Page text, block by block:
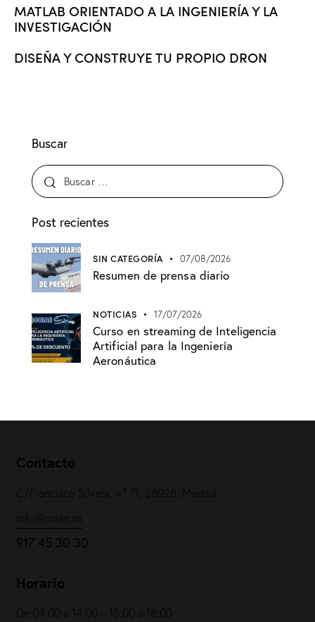
MATLAB ORIENTADO A LA INGENIERÍA Y LA
INVESTIGACIÓN
DISEÑA Y CONSTRUYE TU PROPIO DRON
Buscar
Post recientes
SIN CATEGORÍA 07/08/2026
Resumen de prensa diario
NOTICIAS 17/07/2026
Curso en streaming de Inteligencia
Artificial para la Ingeniería
Aeronáutica
Contacto
C/Francisco Silvela, n.º 71, 28028, Madrid
917 45 30 30
Horario
De 09:00 a 14:00 – 15:00 a 18:00